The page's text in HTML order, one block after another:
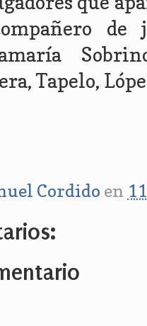
de
Tapelo,
Cordido en